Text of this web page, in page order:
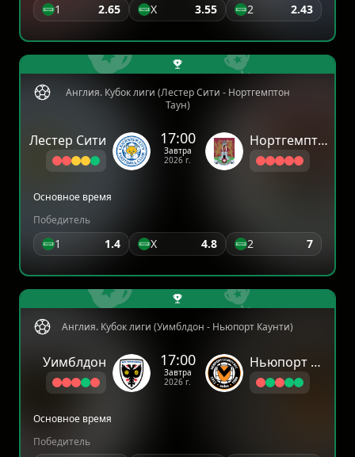
1 2.65 X 3.55 2 2.43
Англия. Кубок лиги (Лестер Сити - Нортгемптон
Таун)
Лестер Сити 17:00
Завтра
2026 г.
Нортгемптон Таун
Основное время
Победитель
1 1.4 X 4.8 2 7
Англия. Кубок лиги (Уимблдон - Ньюпорт Каунти)
Уимблдон 17:00
Завтра
2026 г.
Ньюпорт Каунти
Основное время
Победитель